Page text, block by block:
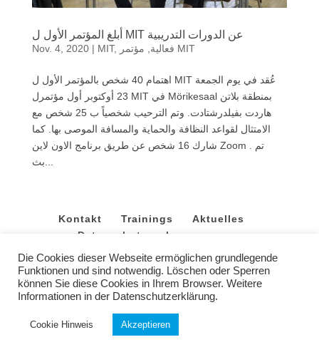
أبلغ المؤتمر الأول ل MIT عن الدورات التدريبية
Nov. 4, 2020| MIT, فعالية مؤتمر MIT
اهتمام 40 شخص بالمؤتمر الأول ل MIT عُقد في يوم الجمعة
23 أوكتوبر أول مؤتمرل MIT في Mörikesaal بمنطقة بلاتن
هاردت بفيلدرشتادت. وتم الترحيب شخصياً ب 25 شخص مع
الامتثال لقواعد النظافة والحماية والمسافة الموصى بها. كما
شارك 16 شخص عن طريق برنامج الاون لاين Zoom . تم
Kontakt Trainings
Aktuelles
Datenschutz
Impressum
Copyright 2022 |MIT Integra|Webagentur
Die Cookies dieser Webseite ermöglichen grundlegende
Funktionen und sind notwendig. Löschen oder Sperren
können Sie diese Cookies in Ihrem Browser. Weitere
Informationen in der Datenschutzerklärung.
Cookie Hinweis Akzeptieren